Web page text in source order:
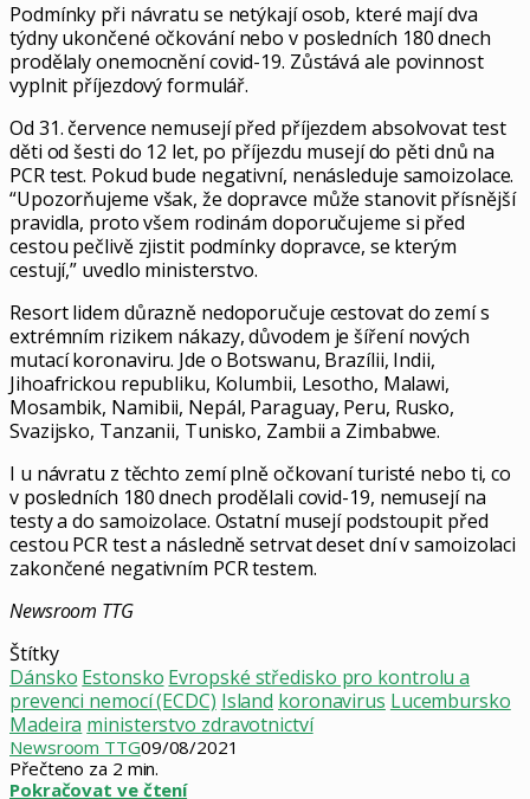
Podmínky při návratu se netýkají osob, které mají dva
týdny ukončené očkování nebo v posledních 180 dnech
prodělaly onemocnění covid-19. Zůstává ale povinnost
vyplnit příjezdový formulář.
Od 31. července nemusejí před příjezdem absolvovat test
děti od šesti do 12 let, po příjezdu musejí do pěti dnů na
PCR test. Pokud bude negativní, nenásleduje samoizolace.
“Upozorňujeme však, že dopravce může stanovit přísnější
pravidla, proto všem rodinám doporučujeme si před
cestou pečlivě zjistit podmínky dopravce, se kterým
cestují,” uvedlo ministerstvo.
Resort lidem důrazně nedoporučuje cestovat do zemí s
extrémním rizikem nákazy, důvodem je šíření nových
mutací koronaviru. Jde o Botswanu, Brazílii, Indii,
Jihoafrickou republiku, Kolumbii, Lesotho, Malawi,
Mosambik, Namibii, Nepál, Paraguay, Peru, Rusko,
Svazijsko, Tanzanii, Tunisko, Zambii a Zimbabwe.
I u návratu z těchto zemí plně očkovaní turisté nebo ti, co
v posledních 180 dnech prodělali covid-19, nemusejí na
testy a do samoizolace. Ostatní musejí podstoupit před
cestou PCR test a následně setrvat deset dní v samoizolaci
zakončené negativním PCR testem.
Newsroom TTG
Štítky
Dánsko Estonsko Evropské středisko pro kontrolu a
prevenci nemocí (ECDC) Island koronavirus Lucembursko
Madeira ministerstvo zdravotnictví
Newsroom TTG09/08/2021
Přečteno za 2 min.
Pokračovat ve čtení